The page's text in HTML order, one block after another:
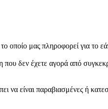
μας πληροφορεί για το
δεν έχετε αγορά από
να είναι παραβιασμένες ή